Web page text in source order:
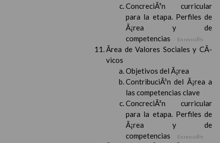
ConcreciÃ³n curricular
para la etapa. Perfiles de
Ã¡rea y de
competencias
En revisiÃ³n
Ãrea de Valores Sociales y CÃ­
vicos
Objetivos del Ã¡rea
ContribuciÃ³n del Ã¡rea a
las competencias clave
ConcreciÃ³n curricular
para la etapa. Perfiles de
Ã¡rea y de
competencias
En revisiÃ³n